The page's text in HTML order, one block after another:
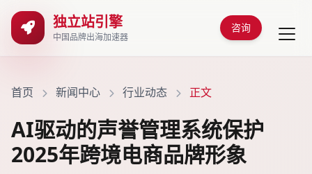
独立站引擎
中国品牌出海加速器
咨询
首页 新闻中心 行业动态 正文
AI驱动的声誉管理系统保护
2025年跨境电商品牌形象